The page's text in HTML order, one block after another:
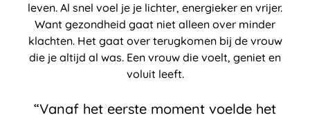
leven. Al snel voel je je lichter, energieker en vrijer.
Want gezondheid gaat niet alleen over minder
klachten. Het gaat over terugkomen bij de vrouw
die je altijd al was. Een vrouw die voelt, geniet en
voluit leeft.
“Vanaf het eerste moment voelde het